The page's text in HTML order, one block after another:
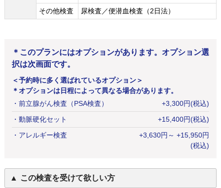
その他検査
尿検査／便潜血検査（2日法）
＊このプランにはオプションがあります。オプション選
択は次画面です。
＜予約時に多く選ばれているオプション＞
＊オプションは日程によって異なる場合があります。
・ 前立腺がん検査（PSA検査） +3,300円(税込)
・ 動脈硬化セット +15,400円(税込)
・ アレルギー検査 +3,630円 ～ +15,950円
(税込)
この検査を受けて欲しい方